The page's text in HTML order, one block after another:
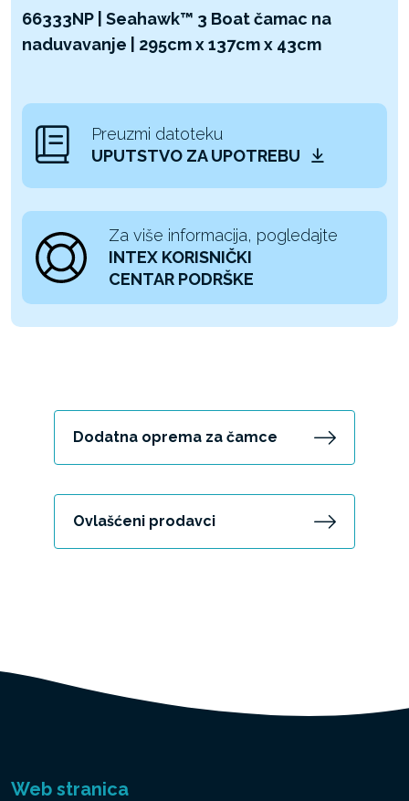
66333NP | Seahawk™ 3 Boat čamac na
naduvavanje | 295cm x 137cm x 43cm
Preuzmi datoteku
UPUTSTVO ZA UPOTREBU
Za više informacija, pogledajte
INTEX KORISNIČKI
CENTAR PODRŠKE
Dodatna oprema za čamce
Ovlašćeni prodavci
Web stranica